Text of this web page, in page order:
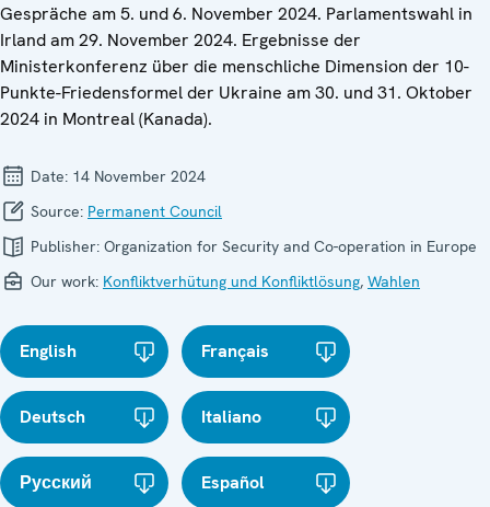
Gespräche am 5. und 6. November 2024. Parlamentswahl in
Irland am 29. November 2024. Ergebnisse der
Ministerkonferenz über die menschliche Dimension der 10-
Punkte-Friedensformel der Ukraine am 30. und 31. Oktober
2024 in Montreal (Kanada).
Date: 14 November 2024
Source: Permanent Council
Publisher: Organization for Security and Co-operation in Europe
Our work: Konfliktverhütung und Konfliktlösung, Wahlen
English Français
Deutsch Italiano
Русский Español